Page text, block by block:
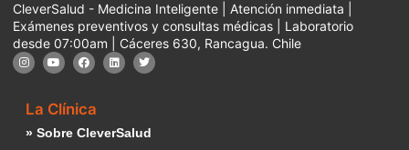
CleverSalud - Medicina Inteligente | Atención inmediata |
Exámenes preventivos y consultas médicas | Laboratorio
desde 07:00am | Cáceres 630, Rancagua. Chile
La Clínica
» Sobre CleverSalud